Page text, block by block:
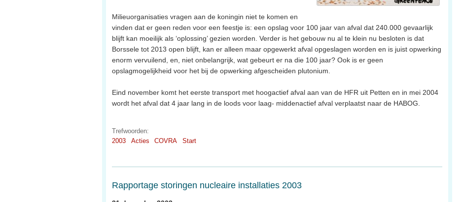
Milieuorganisaties vragen aan de koningin niet te komen en
vinden dat er geen reden voor een feestje is: een opslag voor 100 jaar van afval dat 240.000 gevaarlijk
blijft kan moeilijk als ‘oplossing’ gezien worden. Verder is het gebouw nu al te klein nu besloten is dat
Borssele tot 2013 open blijft, kan er alleen maar opgewerkt afval opgeslagen worden en is juist opwerking
enorm vervuilend, en, niet onbelangrijk, wat gebeurt er na die 100 jaar? Ook is er geen
opslagmogelijkheid voor het bij de opwerking afgescheiden plutonium.
Eind november komt het eerste transport met hoogactief afval aan van de HFR uit Petten en in mei 2004
wordt het afval dat 4 jaar lang in de loods voor laag- middenactief afval verplaatst naar de HABOG.
Trefwoorden:
2003
Acties COVRA Start
Rapportage storingen nucleaire installaties 2003